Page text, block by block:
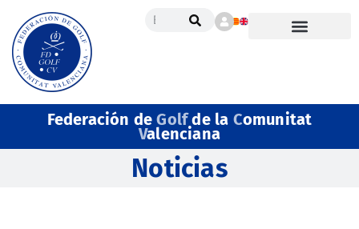
Federación deGolfde la Comunitat
Valenciana
Noticias